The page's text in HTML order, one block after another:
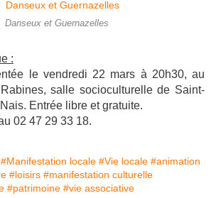
Danseux et Guernazelles
:
le vendredi 22 mars à 20h30, au
salle socioculturelle de Saint-
Entrée libre et gratuite.
02 47 29 33 18.
#Manifestation locale #Vie locale #animation
#loisirs #manifestation culturelle
#patrimoine #vie associative